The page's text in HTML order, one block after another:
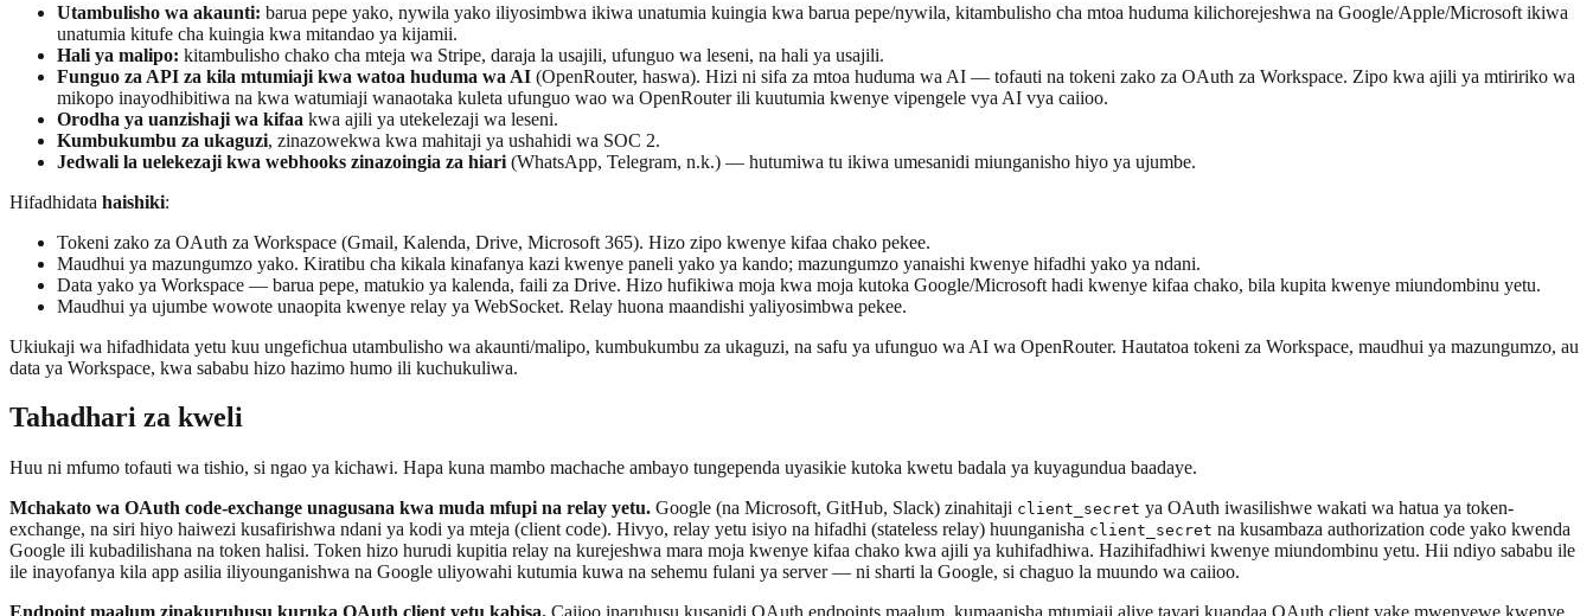
Utambulisho wa akaunti: barua pepe yako, nywila yako iliyosimbwa ikiwa unatumia kuingia kwa barua pepe/nywila, kitambulisho cha mtoa huduma kilichorejeshwa na Google/Apple/Microsoft ikiwa
unatumia kitufe cha kuingia kwa mitandao ya kijamii.
Hali ya malipo: kitambulisho chako cha mteja wa Stripe, daraja la usajili, ufunguo wa leseni, na hali ya usajili.
Funguo za API za kila mtumiaji kwa watoa huduma wa AI (OpenRouter, haswa). Hizi ni sifa za mtoa huduma wa AI — tofauti na tokeni zako za OAuth za Workspace. Zipo kwa ajili ya mtiririko wa
mikopo inayodhibitiwa na kwa watumiaji wanaotaka kuleta ufunguo wao wa OpenRouter ili kuutumia kwenye vipengele vya AI vya caiioo.
Orodha ya uanzishaji wa kifaa kwa ajili ya utekelezaji wa leseni.
Kumbukumbu za ukaguzi, zinazowekwa kwa mahitaji ya ushahidi wa SOC 2.
Jedwali la uelekezaji kwa webhooks zinazoingia za hiari (WhatsApp, Telegram, n.k.) — hutumiwa tu ikiwa umesanidi miunganisho hiyo ya ujumbe.
Hifadhidata haishiki:
Tokeni zako za OAuth za Workspace (Gmail, Kalenda, Drive, Microsoft 365). Hizo zipo kwenye kifaa chako pekee.
Maudhui ya mazungumzo yako. Kiratibu cha kikala kinafanya kazi kwenye paneli yako ya kando; mazungumzo yanaishi kwenye hifadhi yako ya ndani.
Data yako ya Workspace — barua pepe, matukio ya kalenda, faili za Drive. Hizo hufikiwa moja kwa moja kutoka Google/Microsoft hadi kwenye kifaa chako, bila kupita kwenye miundombinu yetu.
Maudhui ya ujumbe wowote unaopita kwenye relay ya WebSocket. Relay huona maandishi yaliyosimbwa pekee.
Ukiukaji wa hifadhidata yetu kuu ungefichua utambulisho wa akaunti/malipo, kumbukumbu za ukaguzi, na safu ya ufunguo wa AI wa OpenRouter. Hautatoa tokeni za Workspace, maudhui ya mazungumzo, au
data ya Workspace, kwa sababu hizo hazimo humo ili kuchukuliwa.
Tahadhari za kweli
Huu ni mfumo tofauti wa tishio, si ngao ya kichawi. Hapa kuna mambo machache ambayo tungependa uyasikie kutoka kwetu badala ya kuyagundua baadaye.
Mchakato wa OAuth code-exchange unagusana kwa muda mfupi na relay yetu. Google (na Microsoft, GitHub, Slack) zinahitaji client_secret ya OAuth iwasilishwe wakati wa hatua ya token-
exchange, na siri hiyo haiwezi kusafirishwa ndani ya kodi ya mteja (client code). Hivyo, relay yetu isiyo na hifadhi (stateless relay) huunganisha client_secret na kusambaza authorization code yako kwenda
Google ili kubadilishana na token halisi. Token hizo hurudi kupitia relay na kurejeshwa mara moja kwenye kifaa chako kwa ajili ya kuhifadhiwa. Hazihifadhiwi kwenye miundombinu yetu. Hii ndiyo sababu ile
ile inayofanya kila app asilia iliyounganishwa na Google uliyowahi kutumia kuwa na sehemu fulani ya server — ni sharti la Google, si chaguo la muundo wa caiioo.